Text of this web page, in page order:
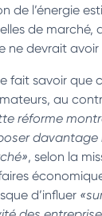
de l’énergie
de marché,
ne devrait avoir
fait savoir que
au
réforme
davantage
, selon la
d’influer